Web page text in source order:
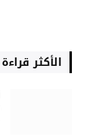
الأكثر قراءة